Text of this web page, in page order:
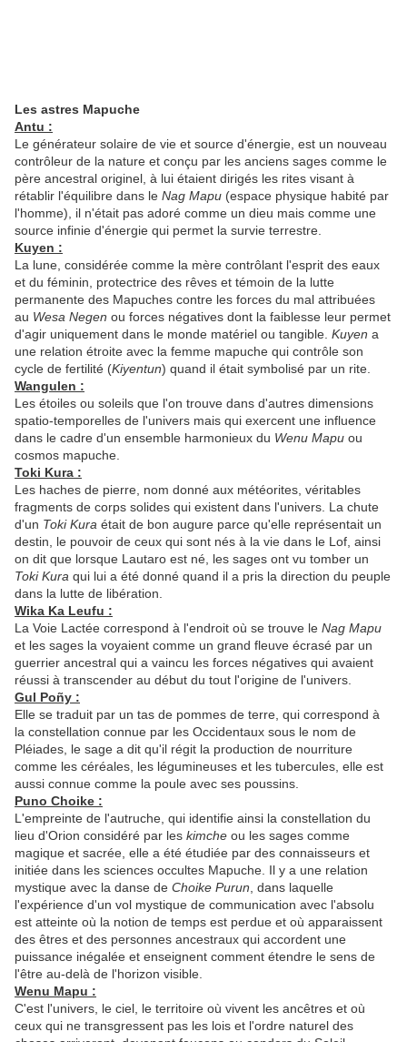
Les astres Mapuche
Antu :
Le générateur solaire de vie et source d'énergie, est un nouveau
contrôleur de la nature et conçu par les anciens sages comme le
père ancestral originel, à lui étaient dirigés les rites visant à
rétablir l'équilibre dans le Nag Mapu (espace physique habité par
l'homme), il n'était pas adoré comme un dieu mais comme une
source infinie d'énergie qui permet la survie terrestre.
Kuyen :
La lune, considérée comme la mère contrôlant l'esprit des eaux
et du féminin, protectrice des rêves et témoin de la lutte
permanente des Mapuches contre les forces du mal attribuées
au Wesa Negen ou forces négatives dont la faiblesse leur permet
d'agir uniquement dans le monde matériel ou tangible. Kuyen a
une relation étroite avec la femme mapuche qui contrôle son
cycle de fertilité (Kiyentun) quand il était symbolisé par un rite.
Wangulen :
Les étoiles ou soleils que l'on trouve dans d'autres dimensions
spatio-temporelles de l'univers mais qui exercent une influence
dans le cadre d'un ensemble harmonieux du Wenu Mapu ou
cosmos mapuche.
Toki Kura :
Les haches de pierre, nom donné aux météorites, véritables
fragments de corps solides qui existent dans l'univers. La chute
d'un Toki Kura était de bon augure parce qu'elle représentait un
destin, le pouvoir de ceux qui sont nés à la vie dans le Lof, ainsi
on dit que lorsque Lautaro est né, les sages ont vu tomber un
Toki Kura qui lui a été donné quand il a pris la direction du peuple
dans la lutte de libération.
Wika Ka Leufu :
La Voie Lactée correspond à l'endroit où se trouve le Nag Mapu
et les sages la voyaient comme un grand fleuve écrasé par un
guerrier ancestral qui a vaincu les forces négatives qui avaient
réussi à transcender au début du tout l'origine de l'univers.
Gul Poñy :
Elle se traduit par un tas de pommes de terre, qui correspond à
la constellation connue par les Occidentaux sous le nom de
Pléiades, le sage a dit qu'il régit la production de nourriture
comme les céréales, les légumineuses et les tubercules, elle est
aussi connue comme la poule avec ses poussins.
Puno Choike :
L'empreinte de l'autruche, qui identifie ainsi la constellation du
lieu d'Orion considéré par les kimche ou les sages comme
magique et sacrée, elle a été étudiée par des connaisseurs et
initiée dans les sciences occultes Mapuche. Il y a une relation
mystique avec la danse de Choike Purun , dans laquelle
l'expérience d'un vol mystique de communication avec l'absolu
est atteinte où la notion de temps est perdue et où apparaissent
des êtres et des personnes ancestraux qui accordent une
puissance inégalée et enseignent comment étendre le sens de
l'être au-delà de l'horizon visible.
Wenu Mapu :
C'est l'univers, le ciel, le territoire où vivent les ancêtres et où
ceux qui ne transgressent pas les lois et l'ordre naturel des